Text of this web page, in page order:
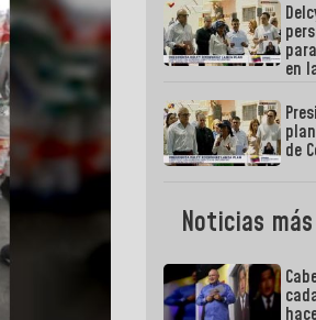
en
de
Noticias